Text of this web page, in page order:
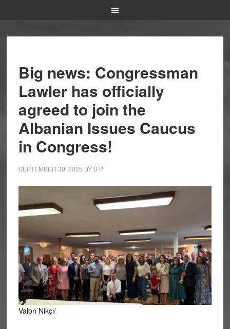
Big news: Congressman
Lawler has officially
agreed to join the
Albanian Issues Caucus
in Congress!
SEPTEMBER 30, 2025 BYS P
Valon Nikçi/